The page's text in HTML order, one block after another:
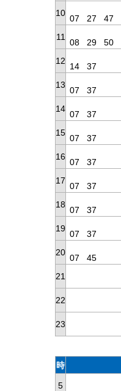
10
07 27
47
11
08 29
50
12
14
37
13
07
37
14
07
37
15
07
37
16
07
37
17
07
37
18
07
37
19
07
37
20
07
45
21
22
23
時
5